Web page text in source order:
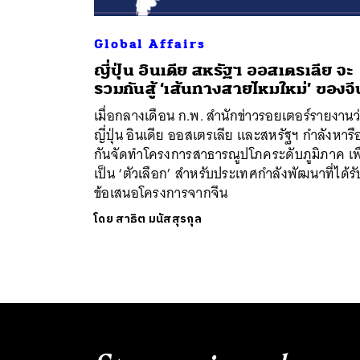
Global Affairs
ญี่ปุ่น อินเดีย สหรัฐฯ ออสเตรเลีย จะ
รวมกันสู้ ‘เส้นทางสายไหมใหม่’ ของจี
เมื่อกลางเดือน ก.พ. สำนักข่าวรอยเตอร์รายงาน
ญี่ปุ่น อินเดีย ออสเตรเลีย และสหรัฐฯ กำลังหารื
กันจัดทำโครงการสาธารณูปโภคระดับภูมิภาค เ
เป็น ‘ตัวเลือก’ สำหรับประเทศกำลังพัฒนาที่ได้รั
ข้อเสนอโครงการจากจีน
โดย สาธิต มนัสสุรกุล